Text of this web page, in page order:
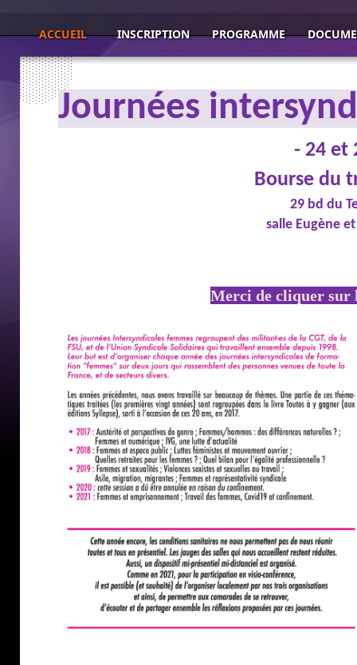
ACCUEIL INSCRIPTION PROGRAMME
Journées
- 24 et
Bourse du
29 bd du
salle Eugène
Merci de cliquer